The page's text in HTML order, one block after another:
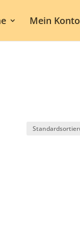
Mein Konto